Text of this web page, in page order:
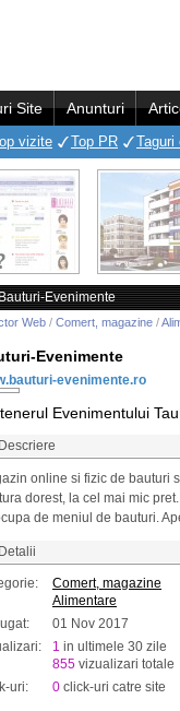
Site Anunturi
vizite Top PR Taguri
Evenimente
Web / Comert, magazine /
Evenimente
evenimente.ro
Evenimentului
Descriere
online si fizic de bauturi
dorest, la cel mai mic
de meniul de bauturi.
Detalii
Comert, magazine
Alimentare
01 Nov 2017
1 in ultimele 30 zile
855 vizualizari totale
uri:
0 click-uri catre site